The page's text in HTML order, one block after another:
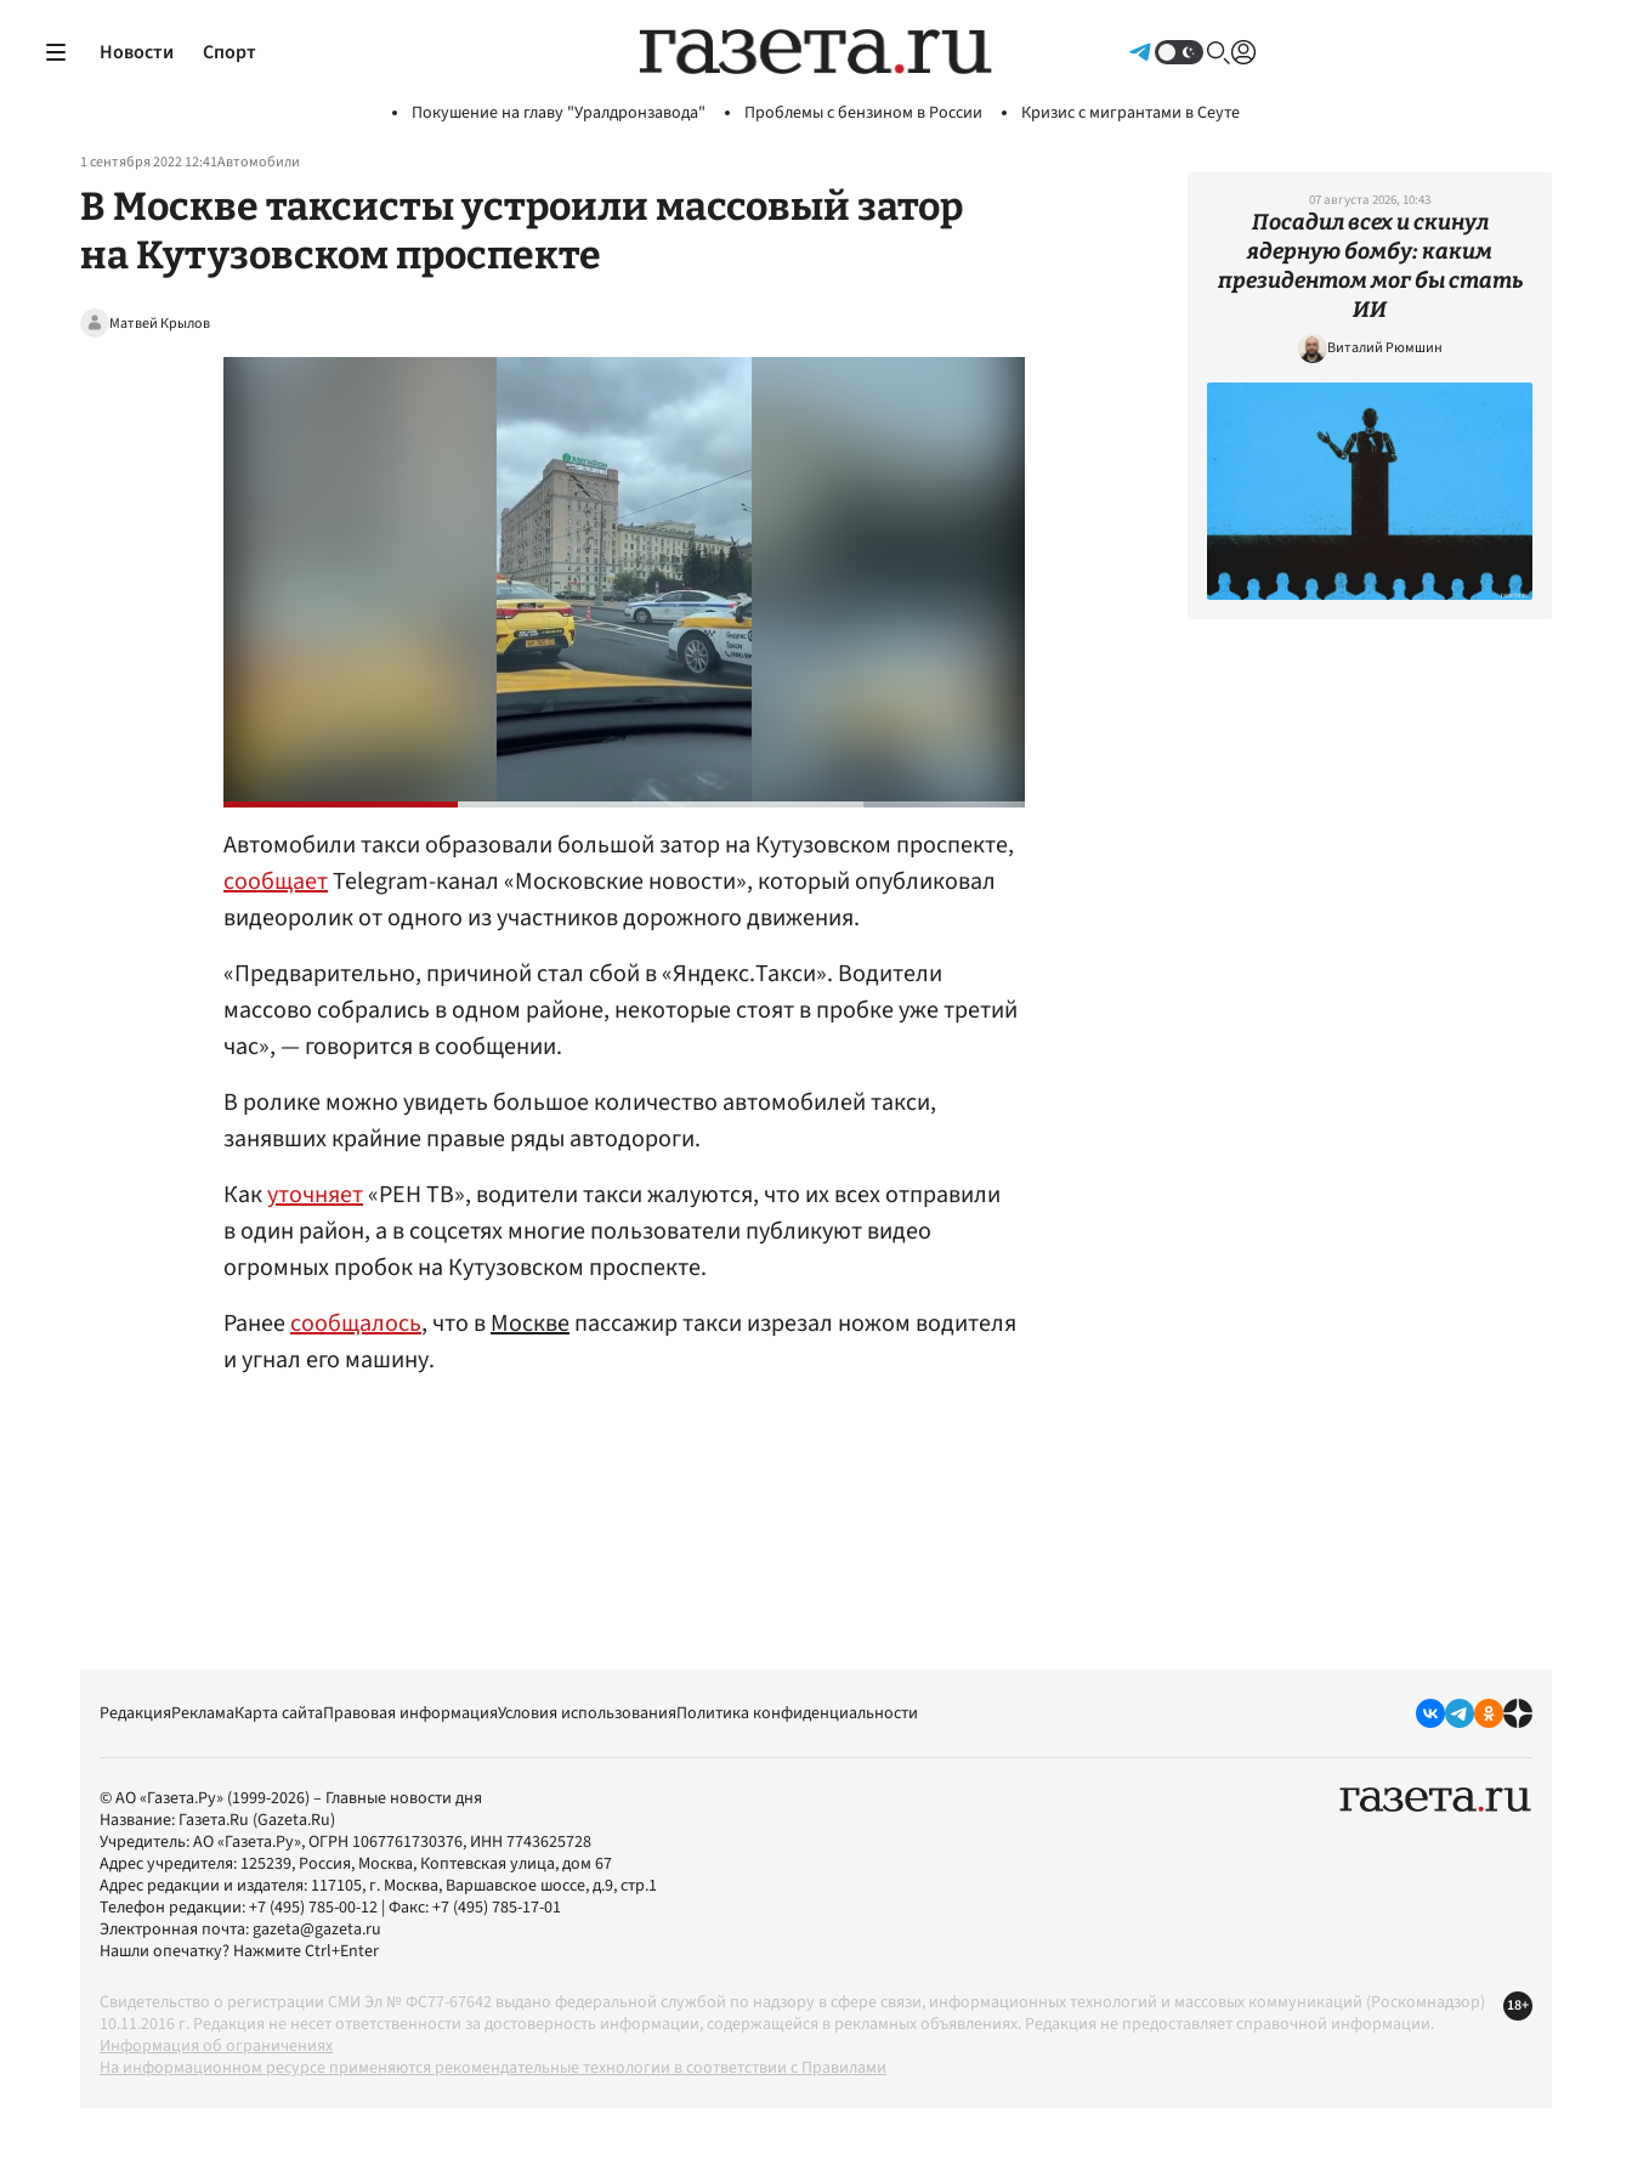
Новости Спорт
Покушение на главу "Уралдронзавода" Проблемы с бензином в России Кризис с мигрантами в Сеуте
1 сентября 2022 12:41Автомобили
В Москве таксисты устроили массовый затор
на Кутузовском проспекте
Матвей Крылов
Автомобили такси образовали большой затор на Кутузовском проспекте,
сообщаетTelegram-канал «Московские новости», который опубликовал
видеоролик от одного из участников дорожного движения.
«Предварительно, причиной стал сбой в «Яндекс.Такси». Водители
массово собрались в одном районе, некоторые стоят в пробке уже третий
час», — говорится в сообщении.
В ролике можно увидеть большое количество автомобилей такси,
занявших крайние правые ряды автодороги.
Какуточняет«РЕН ТВ», водители такси жалуются, что их всех отправили
в один район, а в соцсетях многие пользователи публикуют видео
огромных пробок на Кутузовском проспекте.
Ранеесообщалось, что вМосквепассажир такси изрезал ножом водителя
и угнал его машину.
07 августа 2026, 10:43
Посадил всех и скинул
ядерную бомбу: каким
президентом мог бы стать
ИИ
Виталий Рюмшин
РедакцияРекламаКарта сайтаПравовая информацияУсловия использованияПолитика конфиденциальности
© АО «Газета.Ру» (1999-2026) – Главные новости дня
Название: Газета.Ru (Gazeta.Ru)
Учредитель:АО «Газета.Ру», ОГРН 1067761730376, ИНН 7743625728
Адрес учредителя: 125239, Россия, Москва, Коптевская улица, дом 67
Адрес редакции и издателя: 117105, г. Москва, Варшавское шоссе, д.9, стр.1
Телефон редакции:+7 (495) 785-00-12 | Факс:+7 (495) 785-17-01
Электронная почта:gazeta@gazeta.ru
Нашли опечатку? Нажмите Ctrl+Enter
Свидетельство о регистрации СМИ Эл № ФС77-67642 выдано федеральной службой по надзору в сфере связи, информационных технологий и массовых коммуникаций (Роскомнадзор)
10.11.2016 г. Редакция не несет ответственности за достоверность информации, содержащейся в рекламных объявлениях. Редакция не предоставляет справочной информации.
Информация об ограничениях
На информационном ресурсе применяются рекомендательные технологии в соответствии с Правилами
18+